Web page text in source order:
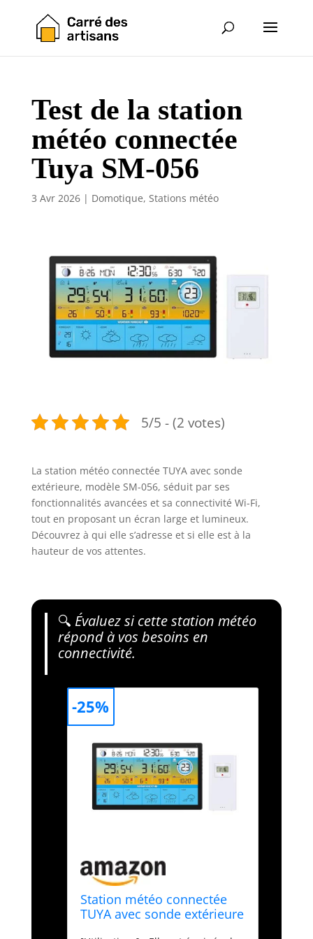
Test de la station
météo connectée
Tuya SM-056
3 Avr 2026| Domotique, Stations météo
5/5 - (2 votes)
La station météo connectée TUYA avec sonde
extérieure, modèle SM-056, séduit par ses
fonctionnalités avancées et sa connectivité Wi-Fi,
tout en proposant un écran large et lumineux.
Découvrez à qui elle s’adresse et si elle est à la
hauteur de vos attentes.
🔍 Évaluez si cette station météo
répond à vos besoins en
connectivité.
Station météo connectée
TUYA avec sonde extérieure
-25%